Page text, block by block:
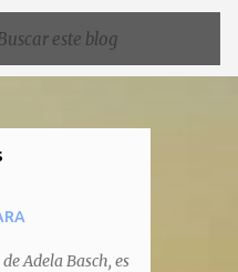
Adela Basch, es